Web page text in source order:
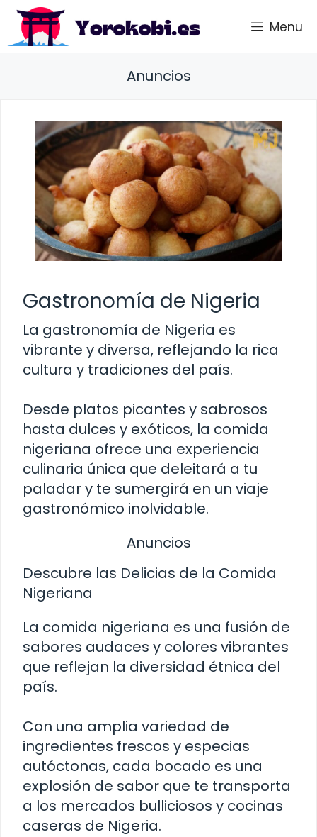
Saltar
contenido
Menu
Anuncios
Gastronomía de Nigeria
La gastronomía de Nigeria es
vibrante y diversa, reflejando la rica
cultura y tradiciones del país.
Desde platos picantes y sabrosos
hasta dulces y exóticos, la comida
nigeriana ofrece una experiencia
culinaria única que deleitará a tu
paladar y te sumergirá en un viaje
gastronómico inolvidable.
Anuncios
Descubre las Delicias de la Comida
Nigeriana
La comida nigeriana es una fusión de
sabores audaces y colores vibrantes
que reflejan la diversidad étnica del
país.
Con una amplia variedad de
ingredientes frescos y especias
autóctonas, cada bocado es una
explosión de sabor que te transporta
a los mercados bulliciosos y cocinas
caseras de Nigeria.